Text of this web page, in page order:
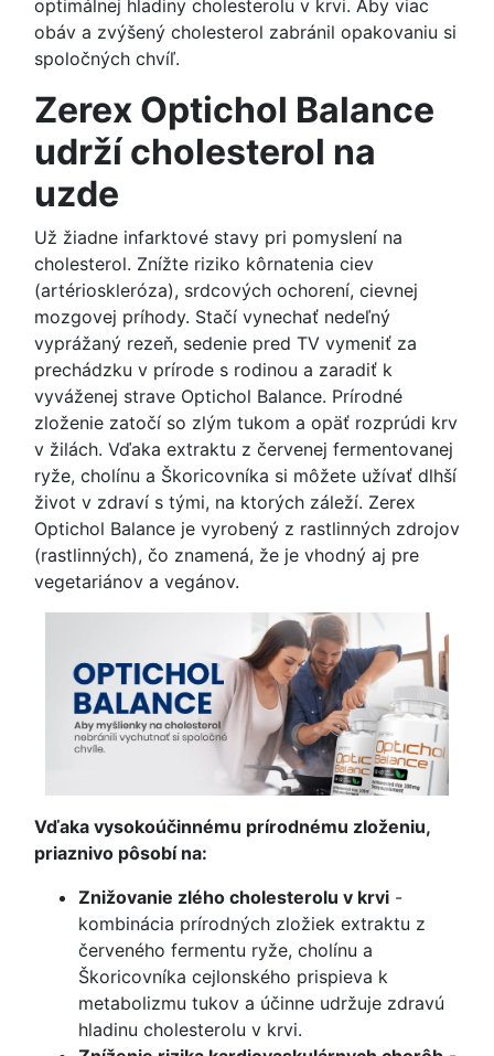
optimálnej hladiny cholesterolu v krvi. Aby viac
obáv a zvýšený cholesterol zabránil opakovaniu si
spoločných chvíľ.
Zerex Optichol Balance
udrží cholesterol na
uzde
Už žiadne infarktové stavy pri pomyslení na
cholesterol. Znížte riziko kôrnatenia ciev
(artérioskleróza), srdcových ochorení, cievnej
mozgovej príhody. Stačí vynechať nedeľný
vyprážaný rezeň, sedenie pred TV vymeniť za
prechádzku v prírode s rodinou a zaradiť k
vyváženej strave Optichol Balance. Prírodné
zloženie zatočí so zlým tukom a opäť rozprúdi krv
v žilách. Vďaka extraktu z červenej fermentovanej
ryže, cholínu a Škoricovníka si môžete užívať dlhší
život v zdraví s tými, na ktorých záleží. Zerex
Optichol Balance je vyrobený z rastlinných zdrojov
(rastlinných), čo znamená, že je vhodný aj pre
vegetariánov a vegánov.
Vďaka vysokoúčinnému prírodnému zloženiu,
priaznivo pôsobí na:
Znižovanie zlého cholesterolu v krvi -
kombinácia prírodných zložiek extraktu z
červeného fermentu ryže, cholínu a
Škoricovníka cejlonského prispieva k
metabolizmu tukov a účinne udržuje zdravú
hladinu cholesterolu v krvi.